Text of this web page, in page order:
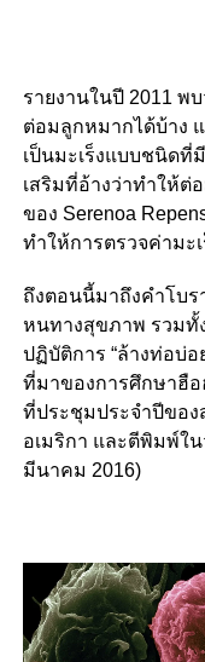
รายงานในปี 2011 พ
ต่อมลูกหมากได้บ้าง
เป็นมะเร็งแบบชนิด
เสริมที่อ้างว่าทำให้ต่
ของ Serenoa
ทำให้การตรวจค่ามะ
ถึงตอนนี้มาถึงคำโบ
หนทางสุขภาพ รวมทั้
ปฏิบัติการ “ล้างท่อบ่อ
ที่มาของการศึกษาฮื
ที่ประชุมประจำปีของ
อเมริกา และตีพิมพ์ใน
มีนาคม 2016)